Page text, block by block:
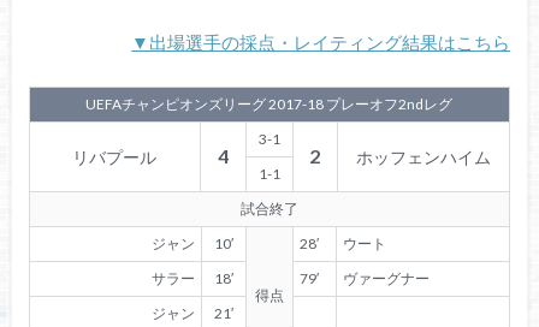
▼出場選手の採点・レイティング結果はこちら
UEFAチャンピオンズリーグ 2017-18 プレーオフ2ndレグ
リバプール 4
3-1
2 ホッフェンハイム
1-1
試合終了
ジャン
10′
得点
28′
ウート
サラー
18′ 79′
ヴァーグナー
ジャン
21′